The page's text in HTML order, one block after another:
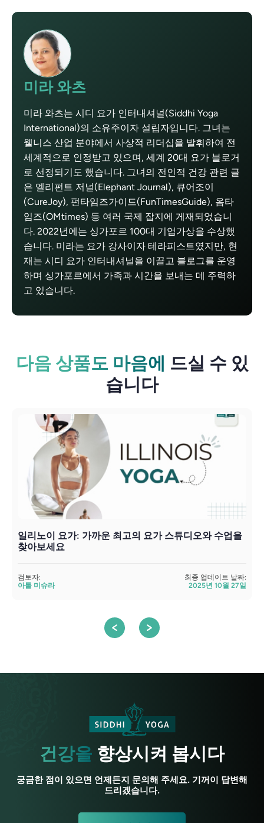
미라 와츠
미라 와츠는 시디 요가 인터내셔널(Siddhi Yoga
International)의 소유주이자 설립자입니다. 그녀는
웰니스 산업 분야에서 사상적 리더십을 발휘하여 전
세계적으로 인정받고 있으며, 세계 20대 요가 블로거
로 선정되기도 했습니다. 그녀의 전인적 건강 관련 글
은 엘리펀트 저널(Elephant Journal), 큐어조이
(CureJoy), 펀타임즈가이드(FunTimesGuide), 옴타
임즈(OMtimes) 등 여러 국제 잡지에 게재되었습니
다. 2022년에는 싱가포르 100대 기업가상을 수상했
습니다. 미라는 요가 강사이자 테라피스트였지만, 현
재는 시디 요가 인터내셔널을 이끌고 블로그를 운영
하며 싱가포르에서 가족과 시간을 보내는 데 주력하
고 있습니다.
다음 상품도 마음에 드실 수 있
습니다
일리노이 요가: 가까운 최고의 요가 스튜디오와 수업을
찾아보세요
검토자:
아툴 미슈라
최종 업데이트 날짜:
2025년 10월 27일
건강을 향상시켜 봅시다
궁금한 점이 있으면 언제든지 문의해 주세요. 기꺼이 답변해
드리겠습니다.